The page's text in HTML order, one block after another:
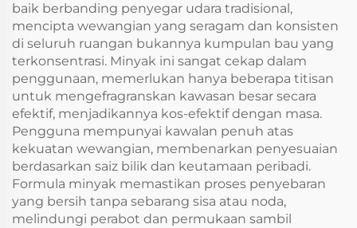
baik berbanding penyegar udara tradisional,
mencipta wewangian yang seragam dan konsisten
di seluruh ruangan bukannya kumpulan bau yang
terkonsentrasi. Minyak ini sangat cekap dalam
penggunaan, memerlukan hanya beberapa titisan
untuk mengefragranskan kawasan besar secara
efektif, menjadikannya kos-efektif dengan masa.
Pengguna mempunyai kawalan penuh atas
kekuatan wewangian, membenarkan penyesuaian
berdasarkan saiz bilik dan keutamaan peribadi.
Formula minyak memastikan proses penyebaran
yang bersih tanpa sebarang sisa atau noda,
melindungi perabot dan permukaan sambil